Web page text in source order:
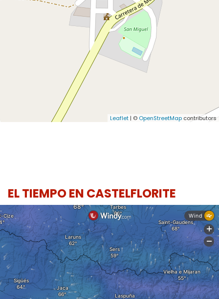
Leaflet | © OpenStreetMap contributors
EL TIEMPO EN CASTELFLORITE